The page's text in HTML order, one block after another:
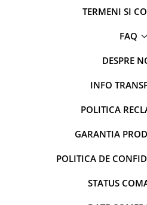
Dozatoare sapun spuma si
Dozatoare solutii igienizare si
TERMENI SI
FAQ
DESPRE
INFO
POLITICA
GARANTIA
POLITICA DE
STATUS